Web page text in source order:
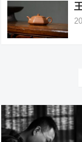
分
页